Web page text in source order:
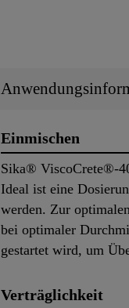
Einmischen
Sika® ViscoCrete®-
Ideal ist eine
werden. Zur
bei optimaler
gestartet wird, um
Verträglichkeit